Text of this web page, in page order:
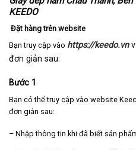
KEEDO
Đặt hàng trên website
Bạn truy cập vào https://keedo.vn
đơn giản sau:
Bước 1
Bạn có thể truy cập vào website
đơn giản sau:
– Nhập thông tin khi đã biết sản